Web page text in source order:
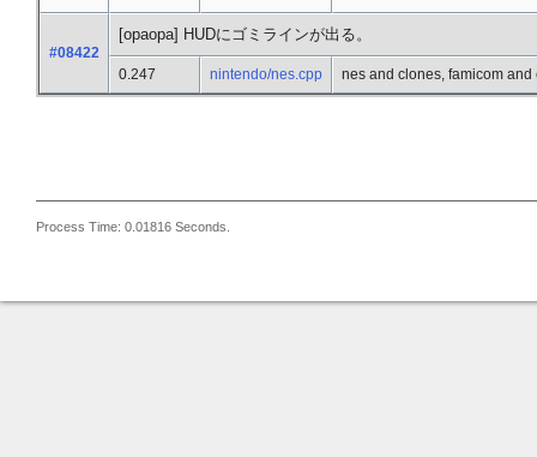
#08422
[opaopa] HUDにゴミラインが出る。
0.247 nintendo/nes.cpp nes and clones, famicom
Process Time: 0.01816 Seconds.